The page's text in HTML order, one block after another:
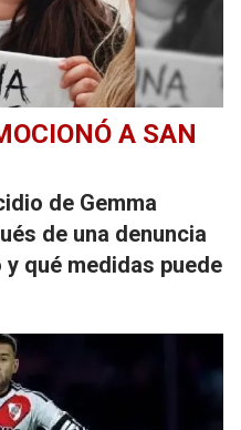
A SAN
de Gemma
de una denuncia
qué medidas puede